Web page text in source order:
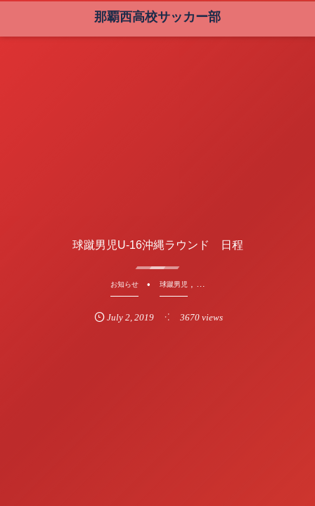
那覇西高校サッカー部
球蹴男児U-16沖縄ラウンド 日程
お知らせ 球蹴男児, …
July 2,2019 3670 views